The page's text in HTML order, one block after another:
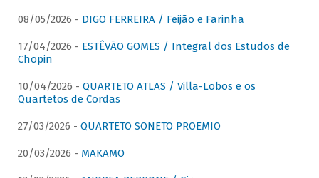
08/05/2026 - DIGO FERREIRA / Feijão e Farinha
17/04/2026 - ESTÊVÃO GOMES / Integral dos Estudos de
Chopin
10/04/2026 - QUARTETO ATLAS / Villa-Lobos e os
Quartetos de Cordas
27/03/2026 - QUARTETO SONETO PROEMIO
20/03/2026 - MAKAMO